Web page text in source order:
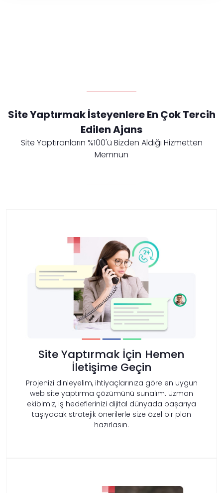
Site Yaptırmak İsteyenlere En Çok Tercih
Edilen Ajans
Site Yaptıranların %100'ü Bizden Aldığı Hizmetten
Memnun
Site Yaptırmak İçin Hemen
İletişime Geçin
Projenizi dinleyelim, ihtiyaçlarınıza göre en uygun
web site yaptırma çözümünü sunalım. Uzman
ekibimiz, iş hedeflerinizi dijital dünyada başarıya
taşıyacak stratejik önerilerle size özel bir plan
hazırlasın.